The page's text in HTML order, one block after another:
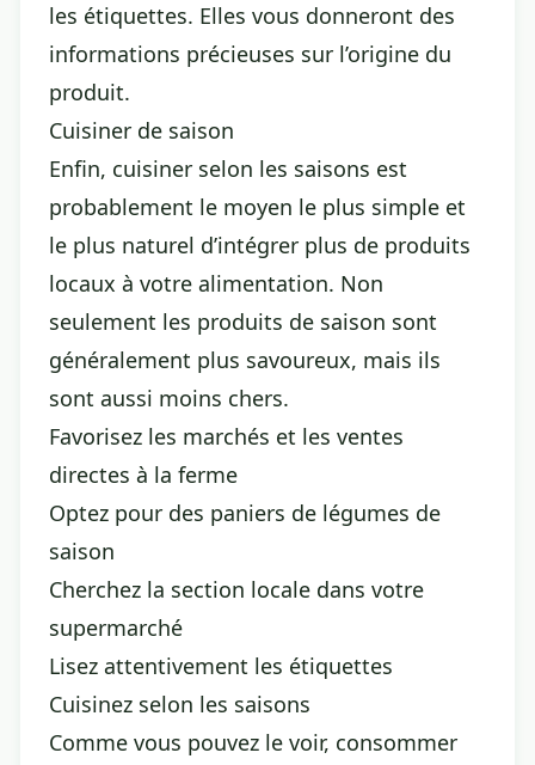
les étiquettes. Elles vous donneront des
informations précieuses sur l’origine du
produit.
Cuisiner de saison
Enfin, cuisiner selon les saisons est
probablement le moyen le plus simple et
le plus naturel d’intégrer plus de produits
locaux à votre alimentation. Non
seulement les produits de saison sont
généralement plus savoureux, mais ils
sont aussi moins chers.
Favorisez les marchés et les ventes
directes à la ferme
Optez pour des paniers de légumes de
saison
Cherchez la section locale dans votre
supermarché
Lisez attentivement les étiquettes
Cuisinez selon les saisons
Comme vous pouvez le voir, consommer